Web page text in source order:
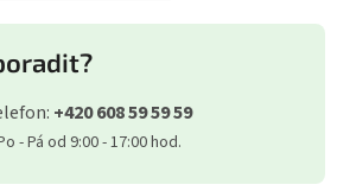
+420 608 59 59 59
- Pá od 9:00 - 17:00 hod.